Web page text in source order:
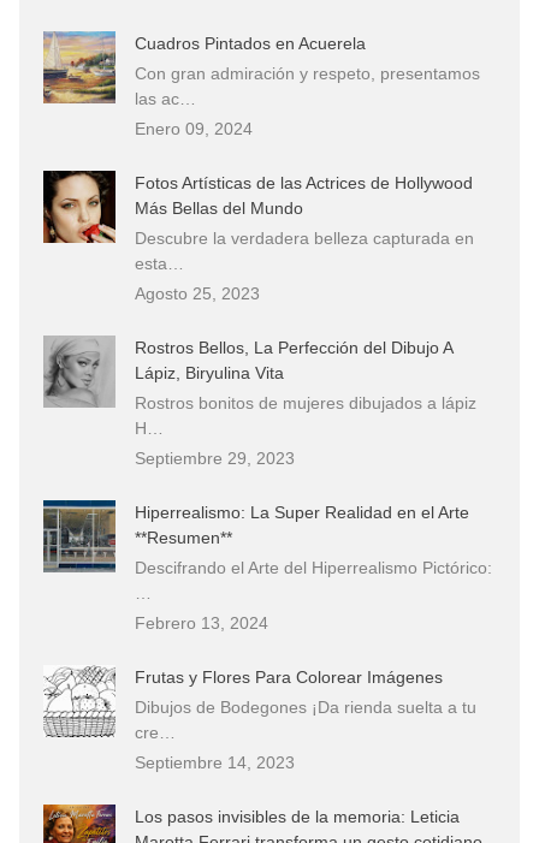
Cuadros Pintados en Acuerela
Con gran admiración y respeto, presentamos
las ac…
Enero 09, 2024
Fotos Artísticas de las Actrices de Hollywood
Más Bellas del Mundo
Descubre la verdadera belleza capturada en
esta…
Agosto 25, 2023
Rostros Bellos, La Perfección del Dibujo A
Lápiz, Biryulina Vita
Rostros bonitos de mujeres dibujados a lápiz
H…
Septiembre 29, 2023
Hiperrealismo: La Super Realidad en el Arte
**Resumen**
Descifrando el Arte del Hiperrealismo Pictórico:
Febrero 13, 2024
Frutas y Flores Para Colorear Imágenes
Dibujos de Bodegones ¡Da rienda suelta a tu
cre…
Septiembre 14, 2023
Los pasos invisibles de la memoria: Leticia